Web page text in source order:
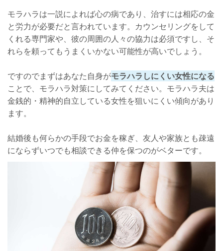
モラハラは一説によれば心の病であり、治すには相応の金
と労力が必要だと言われています。カウンセリングをして
くれる専門家や、彼の周囲の人々の協力は必須ですし、そ
れらを頼ってもうまくいかない可能性が高いでしょう。
ですのでまずはあなた自身がモラハラしにくい女性になる
ことで、モラハラ対策にしてみてください。モラハラ夫は
金銭的・精神的自立している女性を狙いにくい傾向があり
ます。
結婚後も何らかの手段でお金を稼ぎ、友人や家族とも疎遠
にならずいつでも相談できる仲を保つのがベターです。